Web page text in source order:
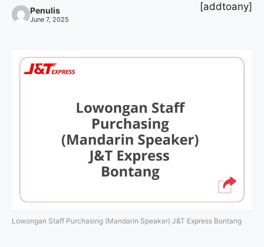
Penulis
June 7, 2025
[addtoany]
Lowongan Staff Purchasing (Mandarin Speaker) J&T Express Bontang